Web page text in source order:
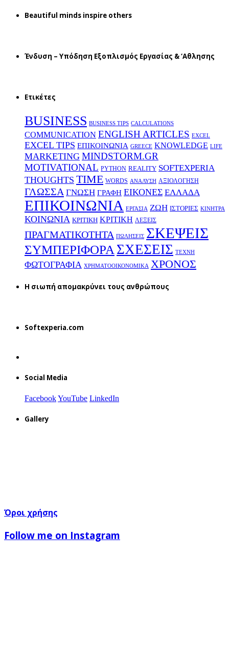
Beautiful minds inspire others
Ένδυση – Υπόδηση Εξοπλισμός Εργασίας & ‘Aθλησης
Ετικέτες
BUSINESS BUSINESS TIPS CALCULATIONS
COMMUNICATION ENGLISH ARTICLES EXCEL
EXCEL TIPS EΠΙΚΟΙΝΩΝΙΑ GREECE KNOWLEDGE LIFE
MARKETING MINDSTORM.GR
MOTIVATIONAL PYTHON REALITY SOFTEXPERIA
THOUGHTS TIME WORDS ΑΝΑΛΥΣΗ ΑΞΙΟΛΟΓΗΣΗ
ΓΛΩΣΣΑ ΓΝΩΣΗ ΓΡΑΦΗ ΕΙΚΟΝΕΣ ΕΛΛΑΔΑ
ΕΠΙΚΟΙΝΩΝΙΑ ΕΡΓΑΣΙΑ ΖΩΗ ΙΣΤΟΡΙΕΣ ΚΙΝΗΤΡΑ
ΚΟΙΝΩΝΙΑ ΚΡΙΤΙΚΗ ΚΡΙΤΙΚΗ ΛΕΞΕΙΣ
ΠΡΑΓΜΑΤΙΚΟΤΗΤΑ ΠΩΛΗΣΕΙΣ ΣΚΕΨΕΙΣ
ΣΥΜΠΕΡΙΦΟΡΑ ΣΧΕΣΕΙΣ ΤΕΧΝΗ
ΦΩΤΟΓΡΑΦΙΑ ΧΡΗΜΑΤΟΟΙΚΟΝΟΜΙΚΑ ΧΡΟΝΟΣ
H σιωπή απομακρύνει τους ανθρώπους
Softexperia.com
Social Media
FacebookYouTube LinkedIn
Gallery
Όροι χρήσης
Follow me on Instagram